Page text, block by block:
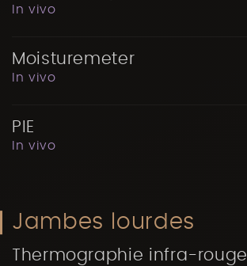
In vivo
Moisturemeter
In vivo
PIE
In vivo
Jambes lourdes
Thermographie infra-rouge